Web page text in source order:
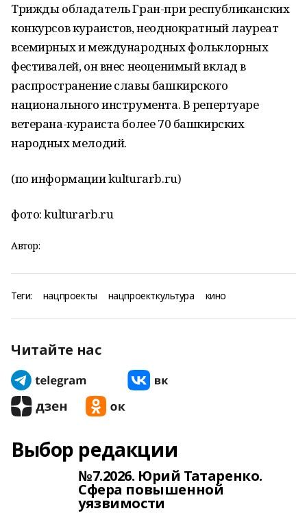
Трижды обладатель Гран-при республиканских
конкурсов кураистов, неоднократный лауреат
всемирных и международных фольклорных
фестивалей, он внес неоценимый вклад в
распространение славы башкирского
национального инструмента. В репертуаре
ветерана-кураиста более 70 башкирских
народных мелодий.
(по информации kulturarb.ru)
фото: kulturarb.ru
Автор:
Теги: нацпроекты нацпроекткультура кино
Читайте нас
Выбор редакции
№7.2026. Юрий Татаренко.
Сфера повышенной
уязвимости